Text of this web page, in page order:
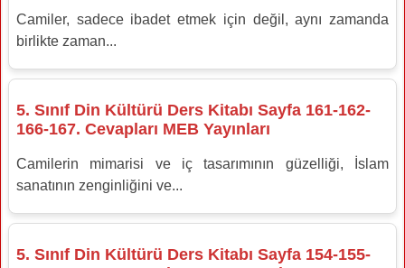
Camiler, sadece ibadet etmek için değil, aynı zamanda
birlikte zaman...
5. Sınıf Din Kültürü Ders Kitabı Sayfa 161-162-
166-167. Cevapları MEB Yayınları
Camilerin mimarisi ve iç tasarımının güzelliği, İslam
sanatının zenginliğini ve...
5. Sınıf Din Kültürü Ders Kitabı Sayfa 154-155-